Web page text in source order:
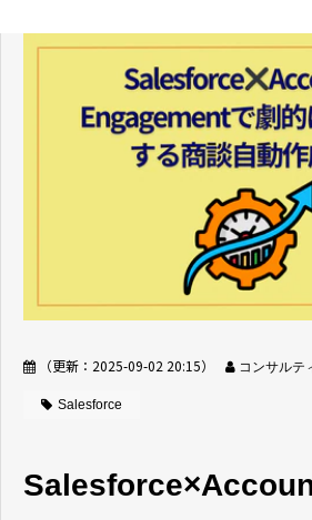
（更新： 2025-09-02 20:15） コンサルテ
Salesforce